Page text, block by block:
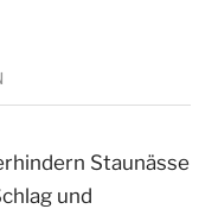
Staunässe
und